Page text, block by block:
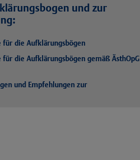
und zur
für die Aufklärungsbögen
die Aufklärungsbögen gemäß ÄsthOpG
und Empfehlungen zur